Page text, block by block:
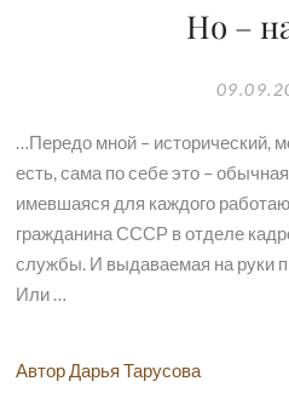
Но –
…Передо мной – исторический,
есть, сама по себе это –
имевшаяся для каждого
гражданина СССР в отделе
службы. И выдаваемая на руки
Или …
Автор Дарья Тарусова